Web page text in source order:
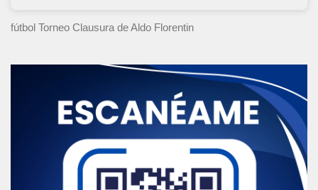
fútbol Torneo Clausurade Aldo Florentin